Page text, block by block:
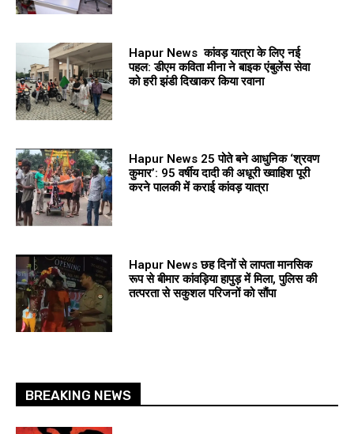
Hapur News कांवड़ यात्रा के लिए नई
पहल: डीएम कविता मीना ने बाइक एंबुलेंस सेवा
को हरी झंडी दिखाकर किया रवाना
Hapur News 25 पोते बने आधुनिक ‘श्रवण
कुमार’: 95 वर्षीय दादी की अधूरी ख्वाहिश पूरी
करने पालकी में कराई कांवड़ यात्रा
Hapur News छह दिनों से लापता मानसिक
रूप से बीमार कांवड़िया हापुड़ में मिला, पुलिस की
तत्परता से सकुशल परिजनों को सौंपा
BREAKING NEWS